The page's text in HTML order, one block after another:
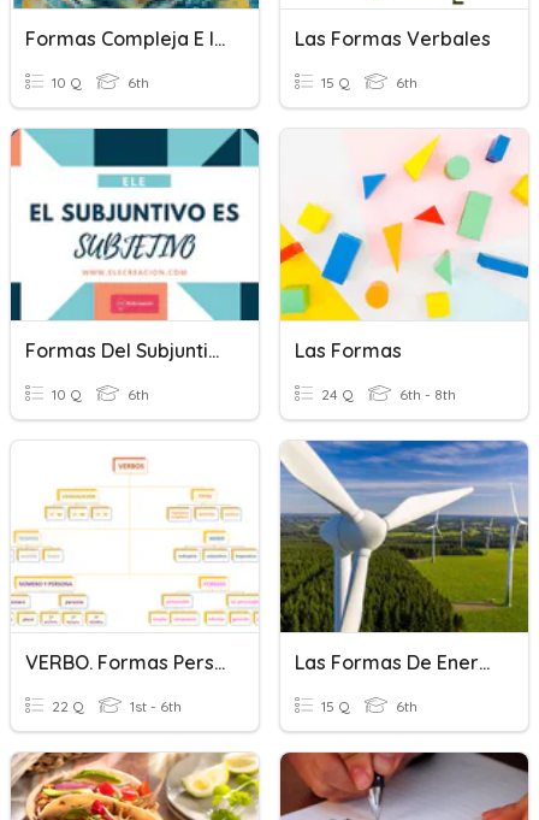
Formas Compleja E Incompleja
10 Q 6th
Las Formas Verbales
15 Q 6th
Formas Del Subjuntivo
10 Q 6th
Las Formas
24 Q 6th - 8th
VERBO. Formas Personales Y No Personales
22 Q 1st - 6th
Las Formas De Energía
15 Q 6th